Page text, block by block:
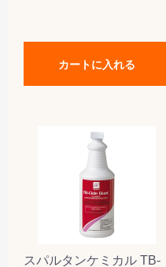
カートに入れる
スパルタンケミカル TB-